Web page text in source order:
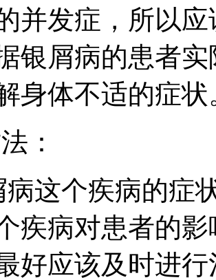
并发症，所以
银屑病的患者
身体不适的症状
：
病这个疾病的症
疾病对患者的
好应该及时进行